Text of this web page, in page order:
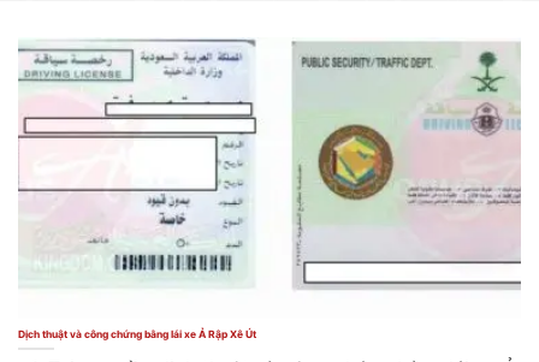
Dịch thuật và công chứng bằng lái xe Ả Rập Xê Út